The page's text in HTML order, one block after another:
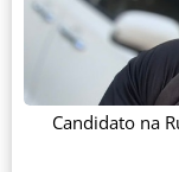
Candidato na